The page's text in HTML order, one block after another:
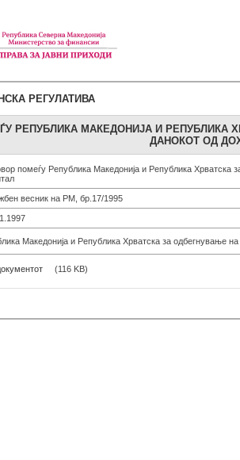
РЕГУЛАТИВА
РЕПУБЛИКА МАКЕДОНИЈА И
ДАНОКОТ ОД
помеѓу Република Македонија и Република Хрватска
весник на РМ, бр.17/1995
Македонија и Република Хрватска за одбегнување
(116 KB)